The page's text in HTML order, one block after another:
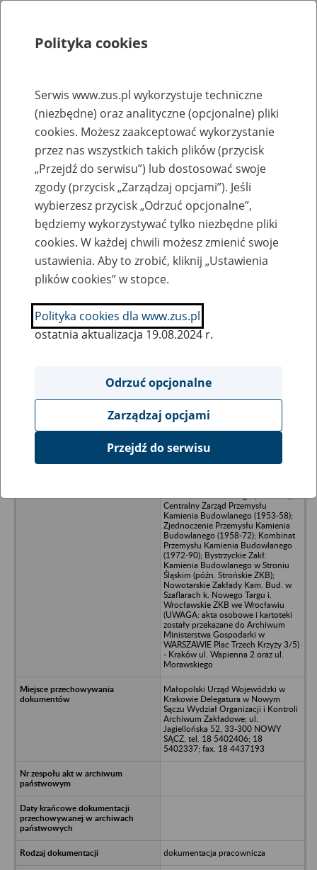
Rejestry, ewidencje i archiwa
Baza zlikwidowanych lub
przekształconych zakładów pracy
Nazwa zakładu pracy:
SZUKAJ
Ukryj wszystkie pozycje bazy
„KAMBUD" Przedsiębiorstwo
Centralny Zarząd Przemysłu
Kamienia Budowlanego (1953-58);
Zjednoczenie Przemysłu Kamienia
Budowlanego (1958-72); Kombinat
Przemysłu Kamienia Budowlanego
(1972-90); Bystrzyckie Zakł.
Kamienia Budowlanego w Stroniu
Śląskim (późn. Strońskie ZKB);
Nowotarskie Zakłady Kam. Bud. w
Szaflarach k. Nowego Targu i.
Wrocławskie ZKB we Wrocławiu
(UWAGA: akta osobowe i kartoteki
zostały przekazane do Archiwum
Ministerstwa Gospodarki w
WARSZAWIE Plac Trzech Krzyży 3/5)
- Kraków ul. Wapienna 2 oraz ul.
Morawskiego
Małopolski Urząd Wojewódzki w
Krakowie Delegatura w Nowym
Sączu Wydział Organizacji i Kontroli
Archiwum Zakładowe; ul.
Jagiellońska 52, 33-300 NOWY
SĄCZ, tel. 18 5402406; 18
5402337; fax. 18 4437193
dokumentacja pracownicza
Polityka cookies
Serwis www.zus.pl wykorzystuje techniczne
(niezbędne) oraz analityczne (opcjonalne) pliki
cookies. Możesz zaakceptować wykorzystanie
przez nas wszystkich takich plików (przycisk
„Przejdź do serwisu”) lub dostosować swoje
zgody (przycisk „Zarządzaj opcjami”). Jeśli
wybierzesz przycisk „Odrzuć opcjonalne”,
będziemy wykorzystywać tylko niezbędne pliki
cookies. W każdej chwili możesz zmienić swoje
ustawienia. Aby to zrobić, kliknij „Ustawienia
plików cookies” w stopce.
Polityka cookies dla www.zus.pl
ostatnia aktualizacja 19.08.2024 r.
Odrzuć opcjonalne
Zarządzaj opcjami
Przejdź do serwisu